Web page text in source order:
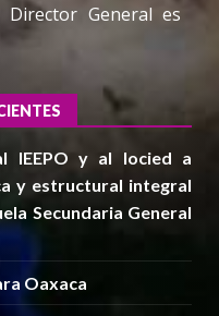
General es
IEEPO y al Iocied a
y estructural integral
Secundaria General
Oaxaca